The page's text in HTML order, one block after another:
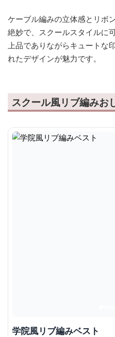
ケーブル編みの立体感とリボ
絶妙で、スクールスタイルに
上品でありながらキュートな
れたデザインが魅力です。
スクール風リブ編みお
学院風リブ編みベスト